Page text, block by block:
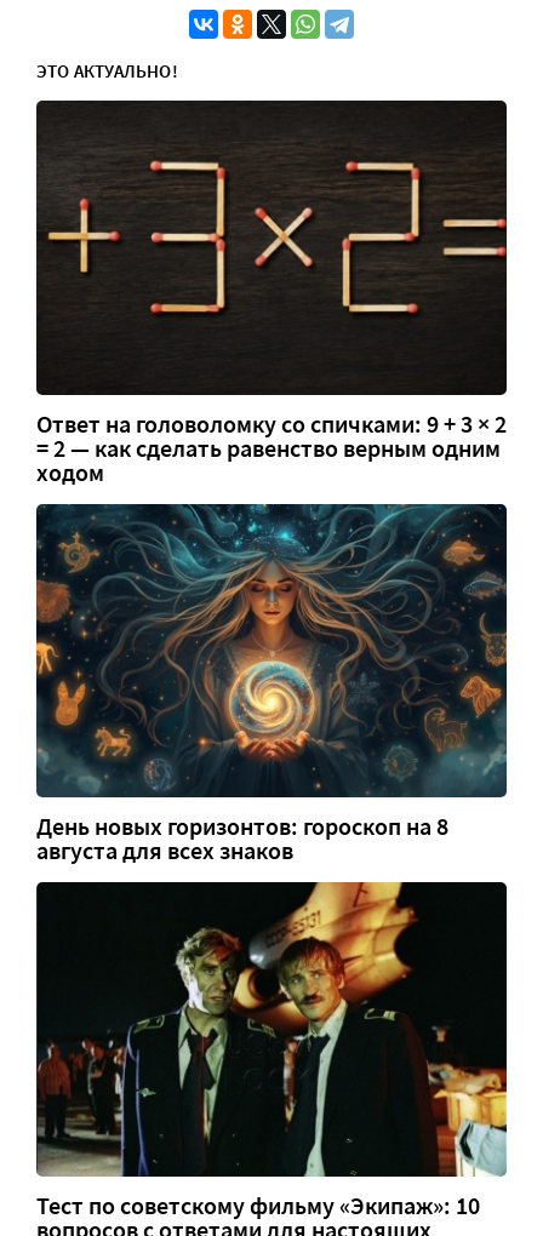
ЭТО АКТУАЛЬНО!
Ответ на головоломку со спичками: 9 + 3 × 2
= 2 — как сделать равенство верным одним
ходом
День новых горизонтов: гороскоп на 8
августа для всех знаков
Тест по советскому фильму «Экипаж»: 10
вопросов с ответами для настоящих